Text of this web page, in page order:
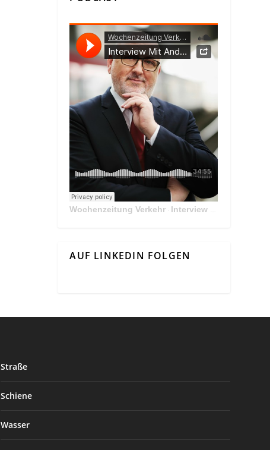
Wochenzeitung Verkehr · Interview Mit Andreas Matthä, CEO der ÖBB Holding
AUF LINKEDIN FOLGEN
Straße
Schiene
Wasser